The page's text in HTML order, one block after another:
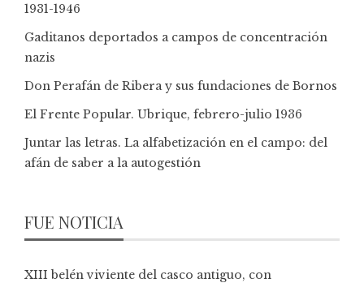
1931-1946
Gaditanos deportados a campos de concentración
nazis
Don Perafán de Ribera y sus fundaciones de Bornos
El Frente Popular. Ubrique, febrero-julio 1936
Juntar las letras. La alfabetización en el campo: del
afán de saber a la autogestión
FUE NOTICIA
XIII belén viviente del casco antiguo, con